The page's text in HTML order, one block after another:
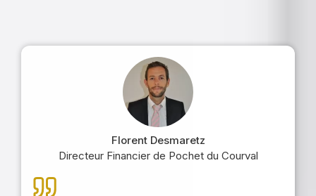
Florent Desmaretz
Directeur Financier de Pochet du Courval